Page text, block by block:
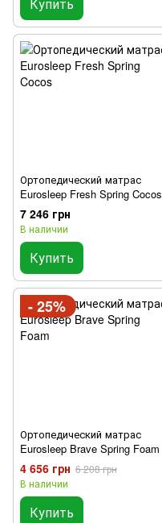
Ортопедический матрас
Eurosleep Fresh Spring Cocos
7 246 грн
В наличии
Купить
- 25%
Ортопедический матрас
Eurosleep Brave Spring Foam
4 656 грн 6 208 грн
В наличии
Купить